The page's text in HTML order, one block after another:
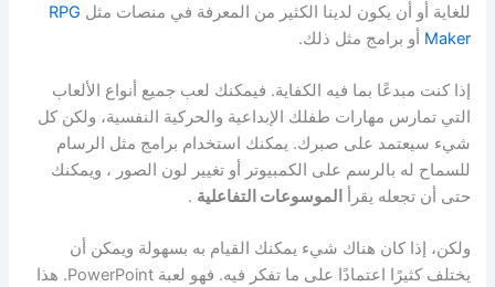
للغاية أو أن يكون لدينا الكثير من المعرفة في منصات مثل RPG
Maker أو برامج مثل ذلك.
إذا كنت مبدعًا بما فيه الكفاية. فيمكنك لعب جميع أنواع الألعاب
التي تمارس مهارات طفلك الإبداعية والحركية النفسية، ولكن كل
شيء سيعتمد على صبرك. يمكنك استخدام برامج مثل الرسام
للسماح له بالرسم على الكمبيوتر أو تغيير لون الصور ، ويمكنك
حتى أن تجعله يقرأ الموسوعات التفاعلية .
ولكن، إذا كان هناك شيء يمكنك القيام به بسهولة ويمكن أن
يختلف كثيرًا اعتمادًا على ما تفكر فيه. فهو لعبة PowerPoint. هذا